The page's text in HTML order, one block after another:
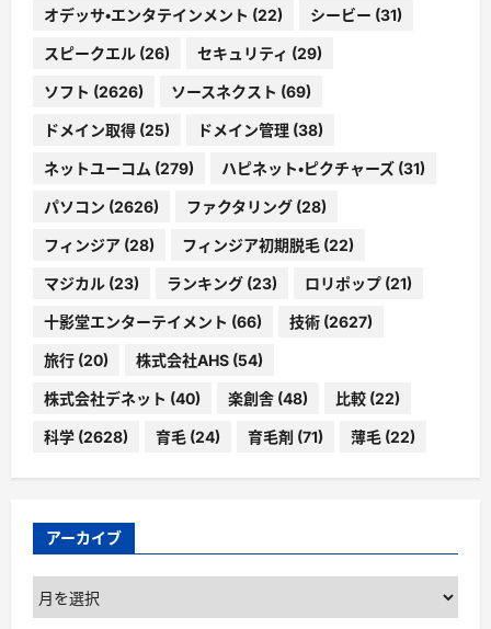
オデッサ・エンタテインメント (22) シービー (31)
スピークエル (26) セキュリティ (29)
ソフト (2626) ソースネクスト (69)
ドメイン取得 (25) ドメイン管理 (38)
ネットユーコム (279) ハピネット・ピクチャーズ (31)
パソコン (2626) ファクタリング (28)
フィンジア (28) フィンジア初期脱毛 (22)
マジカル (23) ランキング (23) ロリポップ (21)
十影堂エンターテイメント (66) 技術 (2627)
旅行 (20) 株式会社AHS (54)
株式会社デネット (40) 楽創舎 (48) 比較 (22)
科学 (2628) 育毛 (24) 育毛剤 (71) 薄毛 (22)
アーカイブ
ア
ー